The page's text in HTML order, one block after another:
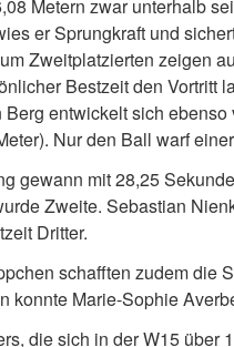
Metern zwar unterhalb
er Sprungkraft und
Zweitplatzierten zeigen
Bestzeit den Vortritt
entwickelt sich
Nur den Ball warf
gewann mit 28,25
Zweite. Sebastian
Dritter.
schafften zudem die
konnte Marie-Sophie
die sich in der W15 über